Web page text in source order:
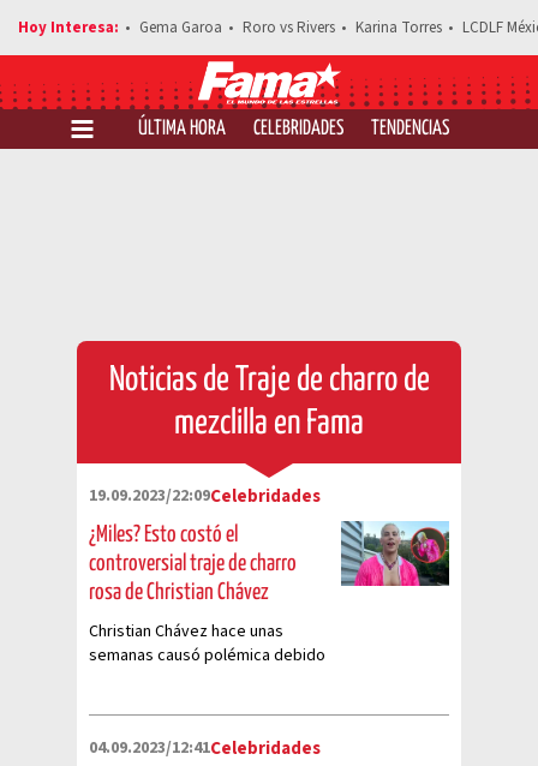
Gema Garoa Roro vs Rivers Karina Torres LCDLF
ÚLTIMA HORA CELEBRIDADES TENDENCIAS
Noticias de Traje de charro de
mezclilla en Fama
19.09.2023/22:09Celebridades
¿Miles? Esto costó el
controversial traje de charro
rosa de Christian Chávez
Christian Chávez hace unas
semanas causó polémica debido
viral.
04.09.2023/12:41Celebridades